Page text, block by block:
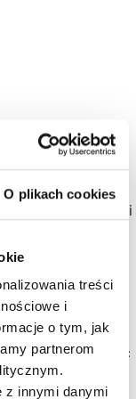
O plikach cookies
treści
i
o tym, jak
partnerom
z innymi danymi
pracuje jako
i organizator
umiejętności jak i
działań
eventów oraz
między
i
poznając
planszówki.